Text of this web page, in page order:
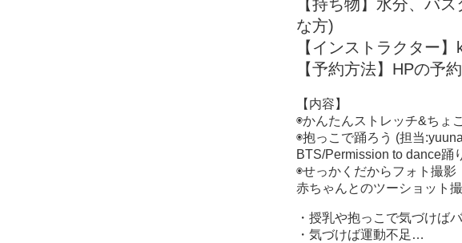
【持ち物】水分、バ
な方)
【インストラクター
【予約方法】HPの予
【内容】
◉かんたんストレッチ&ちょ
◉抱っこで踊ろう (担当
BTS/Permission to dance踊
◉せっかくだからフォト撮影
赤ちゃんとのツーショット
・授乳や抱っこで気づけば
・気づけば運動不足…